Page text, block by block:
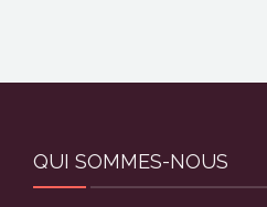
QUI SOMMES-NOUS